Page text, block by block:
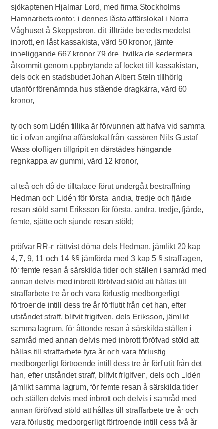
sjökaptenen Hjalmar Lord, med firma Stockholms
Hamnarbetskontor, i dennes låsta affärslokal i Norra
Våghuset å Skeppsbron, dit tillträde beredts medelst
inbrott, en låst kassakista, värd 50 kronor, jämte
inneliggande 667 kronor 79 öre, hvilka de sedermera
åtkommit genom uppbrytande af locket till kassakistan,
dels ock en stadsbudet Johan Albert Stein tillhörig
utanför förenämnda hus stående dragkärra, värd 60
kronor,
ty och som Lidén tillika är förvunnen att hafva vid samma
tid i ofvan angifna affärslokal från kassören Nils Gustaf
Wass olofligen tillgripit en därstädes hängande
regnkappa av gummi, värd 12 kronor,
alltså och då de tilltalade förut undergått bestraffning
Hedman och Lidén för första, andra, tredje och fjärde
resan stöld samt Eriksson för första, andra, tredje, fjärde,
femte, sjätte och sjunde resan stöld;
pröfvar RR-n rättvist döma dels Hedman, jämlikt 20 kap
4, 7, 9, 11 och 14 §§ jämförda med 3 kap 5 § strafflagen,
för femte resan å särskilda tider och ställen i samråd med
annan delvis med inbrott föröfvad stöld att hållas till
straffarbete tre år och vara förlustig medborgerligt
förtroende intill dess tre år förflutit från det han, efter
utståndet straff, blifvit frigifven, dels Eriksson, jämlikt
samma lagrum, för åttonde resan å särskilda ställen i
samråd med annan delvis med inbrott föröfvad stöld att
hållas till straffarbete fyra år och vara förlustig
medborgerligt förtroende intill dess tre år förflutit från det
han, efter utståndet straff, blifvit frigifven, dels och Lidén
jämlikt samma lagrum, för femte resan å särskilda tider
och ställen delvis med inbrott och delvis i samråd med
annan föröfvad stöld att hållas till straffarbete tre år och
vara förlustig medborgerligt förtroende intill dess två år